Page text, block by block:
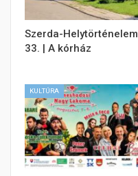
Szerda-Helytörténelem
33. | A kórház
KULTÚRA